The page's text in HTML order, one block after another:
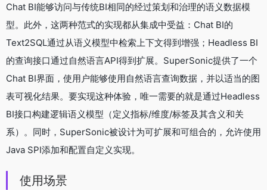
Chat BI能够访问与传统BI相同的经过策划和治理的语义数据模
型。此外，这两种范式的实现都从集成中受益：Chat BI的
Text2SQL通过从语义模型中检索上下文得到增强；Headless BI
的查询接口通过自然语言API得到扩展。SuperSonic提供了一个
Chat BI界面，使用户能够使用自然语言查询数据，并以适当的图
表可视化结果。要实现这种体验，唯一需要的就是通过Headless
BI接口构建逻辑语义模型（定义指标/维度/标签及其含义和关
系）。同时，SuperSonic被设计为可扩展和可组合的，允许使用
Java SPI添加和配置自定义实现。
使用场景